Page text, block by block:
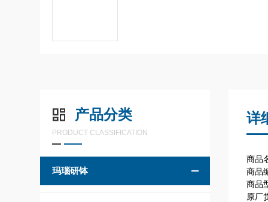
产品分类
PRODUCT CLASSIFICATION
玛瑙研钵
详
商品
商品
商品
原厂